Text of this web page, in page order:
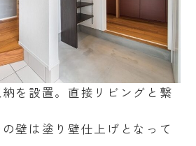
を設置。直接リビングと繋
壁は塗り壁仕上げとなって